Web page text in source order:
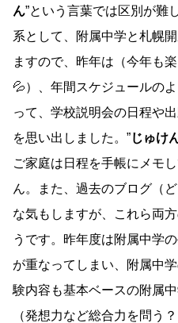
ん”という言葉では区別が難
系として、附属中学と札幌
ますので、昨年は（今年も
💦）、年間スケジュールの
って、学校説明会の日程や
を思い出しました。”じゅけ
ご家庭は日程を手帳にメモ
ん。また、過去のブログ（
な気もしますが、これら両
うです。昨年度は附属中学
が重なってしまい、附属中
験内容も基本ベースの附属
（発想力など総合力を問う